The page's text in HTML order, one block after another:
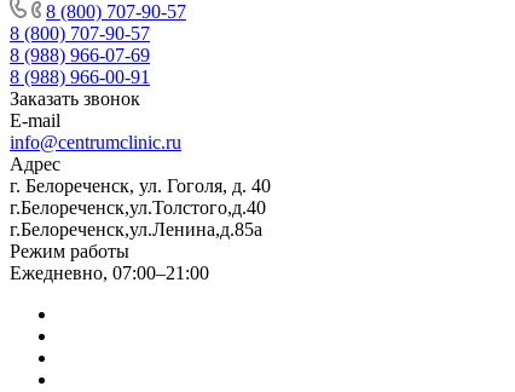
8 (800) 707-90-57
8 (800) 707-90-57
8 (988) 966-07-69
8 (988) 966-00-91
Заказать звонок
E-mail
info@centrumclinic.ru
Адрес
г. Белореченск, ул. Гоголя, д. 40
г.Белореченск,ул.Толстого,д.40
г.Белореченск,ул.Ленина,д.85а
Режим работы
Ежедневно, 07:00–21:00